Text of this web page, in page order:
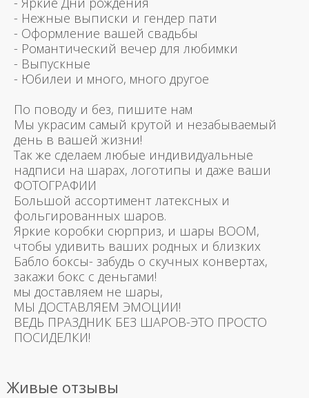
- Нежные выписки и гендер пати
- Оформление вашей свадьбы
- Романтический вечер для любимки
- Выпускные
- Юбилеи и много, много другое
По поводу и без, пишите нам
Мы украсим самый крутой и незабываемый
день в вашей жизни!
Так же сделаем любые индивидуальные
надписи на шарах, логотипы и даже ваши
ФОТОГРАФИИ
Большой ассортимент латексных и
фольгированных шаров.
Яркие коробки сюрприз, и шары BOOM,
чтобы удивить ваших родных и близких
Бабло боксы- забудь о скучных конвертах,
закажи бокс с деньгами!
мы доставляем не шары,
МЫ ДОСТАВЛЯЕМ ЭМОЦИИ!
ВЕДЬ ПРАЗДНИК БЕЗ ШАРОВ-ЭТО ПРОСТО
ПОСИДЕЛКИ!
Живые отзывы